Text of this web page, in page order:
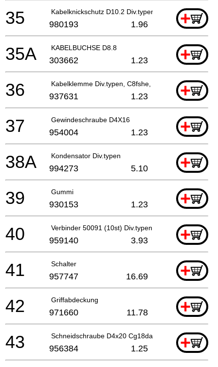
Kabelknickschutz D10.2 Div.typen +
35 980193 1.96
KABELBUCHSE D8.8 +
35A 303662 1.23
Kabelklemme Div.typen, C8fshe, Cm5sb, C8fse
+
36 937631 1.23
Gewindeschraube D4X16 +
37 954004 1.23
Kondensator Div.typen +
38A 994273 5.10
Gummi +
39 930153 1.23
Verbinder 50091 (10st) Div.typen +
40 959140 3.93
Schalter +
41 957747 16.69
Griffabdeckung +
42 971660 11.78
Schneidschraube D4x20 Cg18dal, Cg18dl+
43 956384 1.25